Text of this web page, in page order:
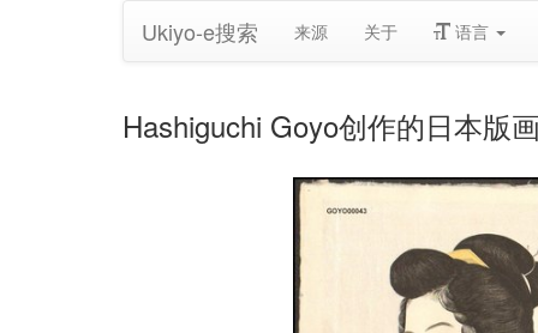
Ukiyo-e搜索 来源 关于 语言
Hashiguchi Goyo创作的日本版